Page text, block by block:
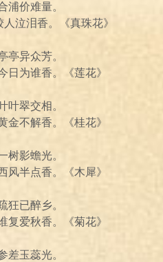
价难量。
泣泪香。《真珠花》
异众芳。
为谁香。《莲花》
翠交相。
不解香。《桂花》
影蟾光。
半点香。《木犀》
已醉乡。
爱秋香。《菊花》
玉蕊光。